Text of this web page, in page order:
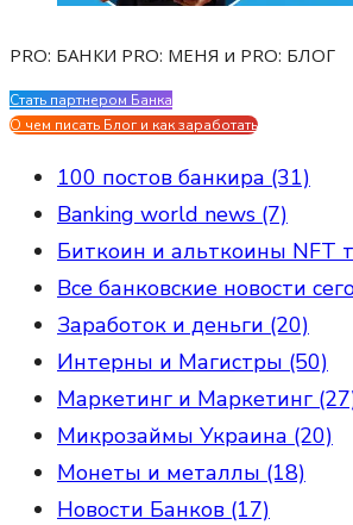
PRO: БАНКИ PRO: МЕНЯ и PRO: БЛОГ
Стать партнером Банка
О чем писать Блог и как заработать
100 постов банкира (31)
Banking world news (7)
Биткоин и альткоины NFT
Все банковские новости
Заработок и деньги (20)
Интерны и Магистры (50)
Маркетинг и Маркетинг
Микрозаймы Украина (20)
Монеты и металлы (18)
Новости Банков (17)